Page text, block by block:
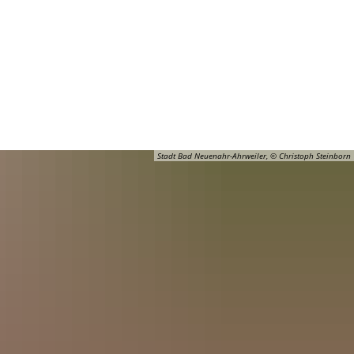
Stadt Bad Neuenahr-Ahrweiler, © Christoph Steinborn